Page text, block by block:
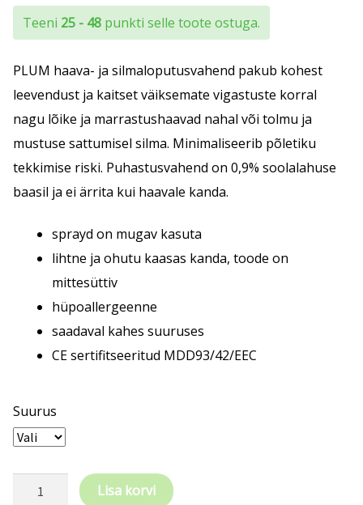
kuni
€23.77
Teeni 25 - 48 punkti selle toote ostuga.
PLUM haava- ja silmaloputusvahend pakub kohest
leevendust ja kaitset väiksemate vigastuste korral
nagu lõike ja marrastushaavad nahal või tolmu ja
mustuse sattumisel silma. Minimaliseerib põletiku
tekkimise riski. Puhastusvahend on 0,9% soolalahuse
baasil ja ei ärrita kui haavale kanda.
sprayd on mugav kasuta
lihtne ja ohutu kaasas kanda, toode on
mittesüttiv
hüpoallergeenne
saadaval kahes suuruses
CE sertifitseeritud MDD93/42/EEC
Suurus
PLUM
Lisa korvi